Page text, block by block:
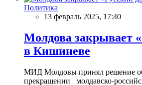
Политика
13 февраль 2025, 17:40
Молдова закрывает
в Кишиневе
МИД Молдовы принял решение
прекращении молдавско-